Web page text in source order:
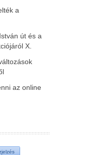
a
út és a
X.
az online